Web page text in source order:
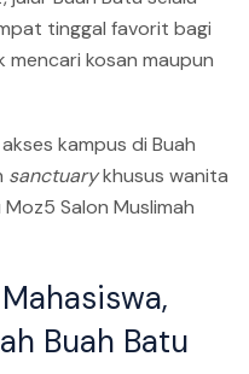
tinggal favorit bagi
mencari kosan maupun
kampus di Buah
sanctuarykhusus wanita
Salon Muslimah
Buah Batu